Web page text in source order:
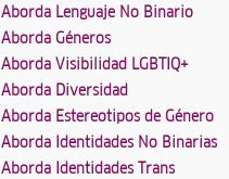
Aborda Lenguaje No Binario
Aborda Géneros
Aborda Visibilidad LGBTIQ+
Aborda Diversidad
Aborda Estereotipos de Género
Aborda Identidades No Binarias
Aborda Identidades Trans